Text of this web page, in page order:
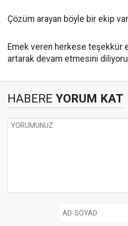
Çözüm arayan böyle bir ekip
Emek veren herkese teşekkür
artarak devam etmesini
HABERE YORUM KAT